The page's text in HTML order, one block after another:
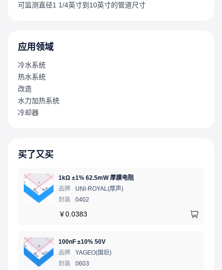
可监测直径1 1/4英寸到10英寸的管道尺寸
应用领域
冷水系统
热水系统
改造
水力加热系统
冷却器
买了又买
1kΩ ±1% 62.5mW 厚膜电阻
品牌
UNI-ROYAL(厚声)
封装
0402
￥0.0383
100nF ±10% 50V
品牌
YAGEO(国巨)
封装
0603